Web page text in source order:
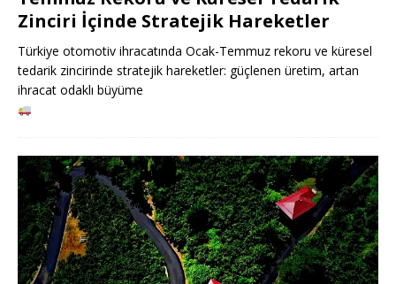
Zinciri İçinde Stratejik Hareketler
Türkiye otomotiv ihracatında Ocak-Temmuz rekoru ve küresel
tedarik zincirinde stratejik hareketler: güçlenen üretim, artan
ihracat odaklı büyüme